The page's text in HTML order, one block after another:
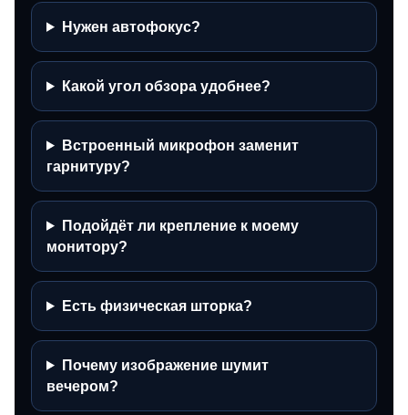
Нужен автофокус?
Какой угол обзора удобнее?
Встроенный микрофон заменит
гарнитуру?
Подойдёт ли крепление к моему
монитору?
Есть физическая шторка?
Почему изображение шумит
вечером?